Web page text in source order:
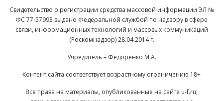
Свидетельство о регистрации средства массовой информации ЭЛ №
ФС 77-57993 выдано Федеральной службой по надзору в сфере
связи, информационных технологий и массовых коммуникаций
(Роскомнадзор) 28.04.2014 г.
Учредитель – Федоренко М.А.
Контент сайта соответствует возрастному ограничению 18+
Все права на материалы, опубликованные на сайте u-f.ru,